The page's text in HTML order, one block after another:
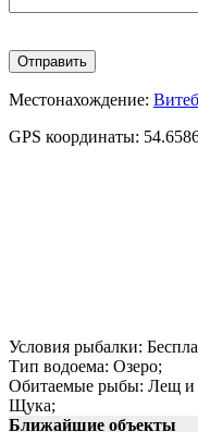
Местонахождение:
GPS координаты:
Условия рыбалки:
Тип водоема: Озеро;
Обитаемые рыбы: Лещ и
Щука;
Ближайшие объекты